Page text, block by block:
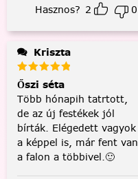
Hasznos? 2 0
Kriszta
Őszi séta
Több hónapih tatrtott,
de az új festékek jól
bírták. Elégedett vagyok
a képpel is, már fent van
a falon a többivel.🙂